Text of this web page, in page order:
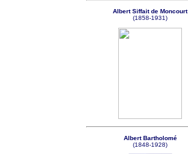
Albert Siffait de Moncourt
(1858-1931)
Albert Bartholomé
(1848-1928)